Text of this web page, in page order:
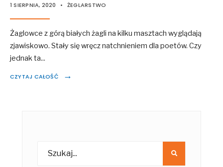
1 SIERPNIA, 2020 • ŻEGLARSTWO
Żaglowce z górą białych żagli na kilku masztach wyglądają
zjawiskowo. Stały się wręcz natchnieniem dla poetów. Czy
jednak ta...
CZYTAJ CAŁOŚĆ →